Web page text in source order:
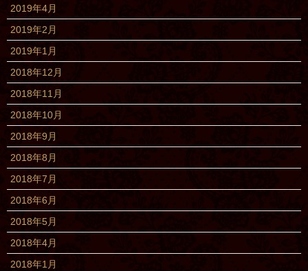
2019年4月
2019年2月
2019年1月
2018年12月
2018年11月
2018年10月
2018年9月
2018年8月
2018年7月
2018年6月
2018年5月
2018年4月
2018年1月